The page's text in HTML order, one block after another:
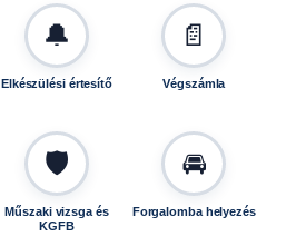
🔔
Elkészülési értesítő
📄
Végszámla
🛡️
Műszaki vizsga és
KGFB
🚘
Forgalomba helyezés